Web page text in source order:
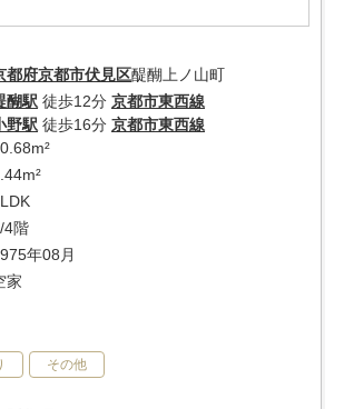
都府京都市伏見区醍醐上ノ山町
醐駅 徒歩12分 京都市東西線
野駅 徒歩16分 京都市東西線
4階
年08月
家
その他